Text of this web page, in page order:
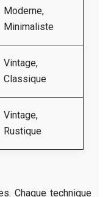
Moderne,
Minimaliste
Vintage,
Classique
Vintage,
Rustique
Chaque technique